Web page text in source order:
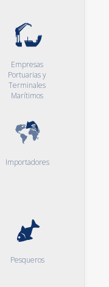
Empresas
Portuarias y
Terminales
Marítimos
Importadores
Pesqueros